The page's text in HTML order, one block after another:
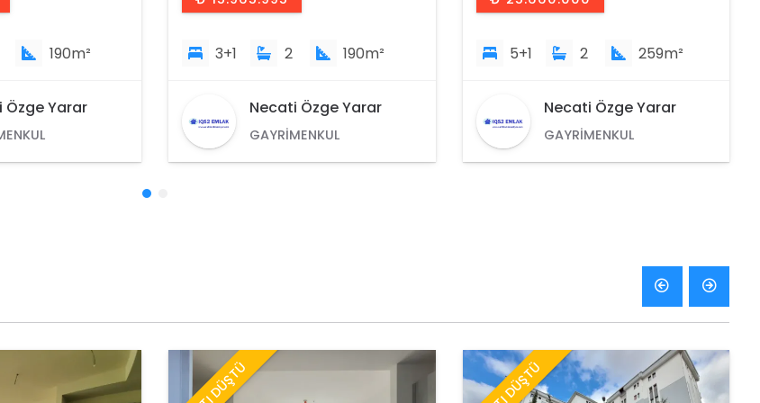
190m²
Özge Yarar
5+1 2 259m²
Necati Özge Yarar
GAYRIMENKUL
DANIŞMANI
2+1 1 106m²
Necati Özge Yarar
GAYRIMENKUL
DANIŞMANI